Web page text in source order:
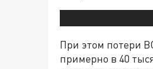
При этом потери
примерно в 40